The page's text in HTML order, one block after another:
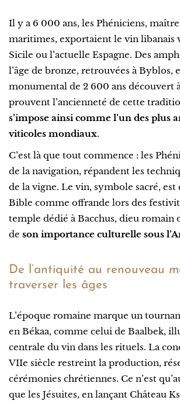
Il y a 6 000 ans, les Phéniciens,
maritimes, exportaient le vin libanais
Sicile ou l’actuelle Espagne. Des
l’âge de bronze, retrouvées à Byblos,
monumental de 2 600 ans découvert
prouvent l’ancienneté de cette
s’impose ainsi comme l’un des plus
viticoles mondiaux.
C’est là que tout commence : les
de la navigation, répandent les
de la vigne. Le vin, symbole sacré, est
Bible comme offrande lors des
temple dédié à Bacchus, dieu romain
de son importance culturelle sous
De l’antiquité au renouveau
traverser les âges
L’époque romaine marque un
en Békaa, comme celui de Baalbek,
centrale du vin dans les rituels. La
VIIe siècle restreint la production,
cérémonies chrétiennes. Ce n’est
que les Jésuites, en lançant Château